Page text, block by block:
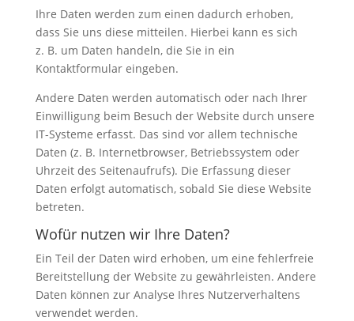
Ihre Daten werden zum einen dadurch erhoben,
dass Sie uns diese mitteilen. Hierbei kann es sich
z. B. um Daten handeln, die Sie in ein
Kontaktformular eingeben.
Andere Daten werden automatisch oder nach Ihrer
Einwilligung beim Besuch der Website durch unsere
IT-Systeme erfasst. Das sind vor allem technische
Daten (z. B. Internetbrowser, Betriebssystem oder
Uhrzeit des Seitenaufrufs). Die Erfassung dieser
Daten erfolgt automatisch, sobald Sie diese Website
betreten.
Wofür nutzen wir Ihre Daten?
Ein Teil der Daten wird erhoben, um eine fehlerfreie
Bereitstellung der Website zu gewährleisten. Andere
Daten können zur Analyse Ihres Nutzerverhaltens
verwendet werden.